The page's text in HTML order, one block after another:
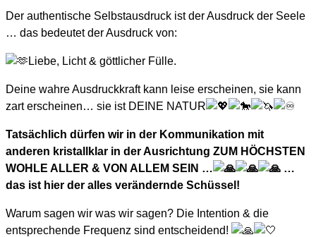
Der authentische Selbstausdruck ist der Ausdruck der Seele
… das bedeutet der Ausdruck von:
Liebe, Licht & göttlicher Fülle.
Deine wahre Ausdruckkraft kann leise erscheinen, sie kann
zart erscheinen… sie ist DEINE NATUR
Tatsächlich dürfen wir in der Kommunikation mit
anderen kristallklar in der Ausrichtung ZUM HÖCHSTEN
WOHLE ALLER & VON ALLEM SEIN …
…
das ist hier der alles verändernde Schüssel!
Warum sagen wir was wir sagen? Die Intention & die
entsprechende Frequenz sind entscheidend!